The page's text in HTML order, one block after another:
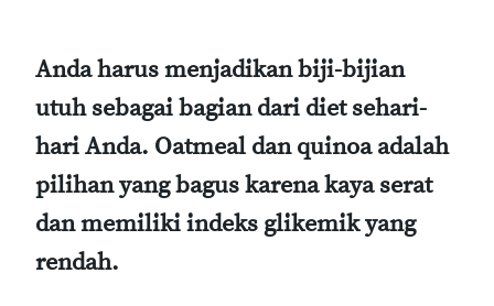
Anda harus menjadikan biji-bijian
utuh sebagai bagian dari diet sehari-
hari Anda. Oatmeal dan quinoa adalah
pilihan yang bagus karena kaya serat
dan memiliki indeks glikemik yang
rendah.